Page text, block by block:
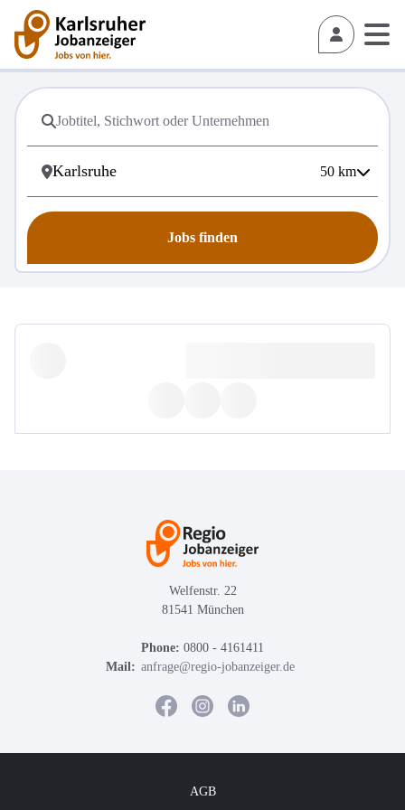
50 km
Jobs finden
Welfenstr. 22
81541 München
Phone: 0800 - 4161411
Mail: anfrage@regio-jobanzeiger.de
AGB